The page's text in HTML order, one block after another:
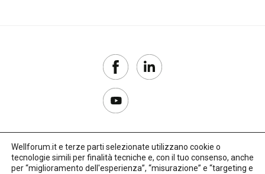
Copyright 2017–2026
Wellforum.it e terze parti selezionate utilizzano cookie o
tecnologie simili per finalità tecniche e, con il tuo consenso, anche
per “miglioramento dell'esperienza”, “misurazione” e “targeting e